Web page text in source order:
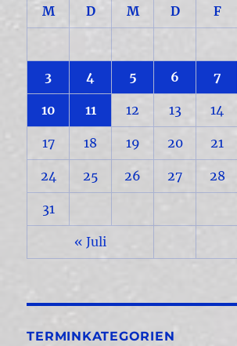
M D M D F
3 4 5 6 7
10 11 12 13 14
17 18 19 20 21
24 25 26 27 28
31
« Juli
TERMINKATEGORIEN